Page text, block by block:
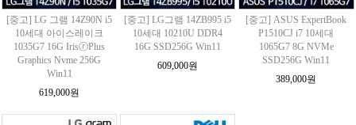
[중고] LG 그램 14Z90N i5
10세대 아이스레이크
1035G7 16G IrisⓡPlus
Graphics Nvme 256G
Win11
619,000원
[중고] LG그램 14ZB995 i5
10세대 10210U DDR4
16G SSD256G Win11
609,000원
[중고] ASUS ExpertBook
P1510CJ i7 10세대
1065G7 8G NVMe
SSD256G Win11
389,000원